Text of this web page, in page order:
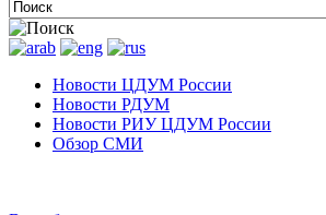
Новости ЦДУМ России
Новости РДУМ
Новости РИУ ЦДУМ России
Обзор СМИ